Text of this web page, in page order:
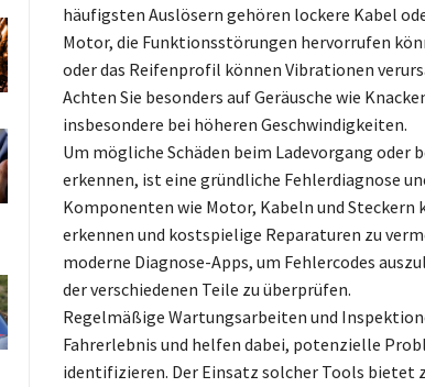
häufigsten Auslösern gehören lockere Kabel
Motor, die Funktionsstörungen hervorrufen
oder das Reifenprofil können Vibrationen
Achten Sie besonders auf Geräusche wie
insbesondere bei höheren Geschwindigkeiten.
Um mögliche Schäden beim Ladevorgang
erkennen, ist eine gründliche Fehlerdiagnose
Komponenten wie Motor, Kabeln und
erkennen und kostspielige Reparaturen zu
moderne Diagnose-Apps, um Fehlercodes
der verschiedenen Teile zu überprüfen.
Regelmäßige Wartungsarbeiten und
Fahrerlebnis und helfen dabei, potenzielle
identifizieren. Der Einsatz solcher Tools bietet